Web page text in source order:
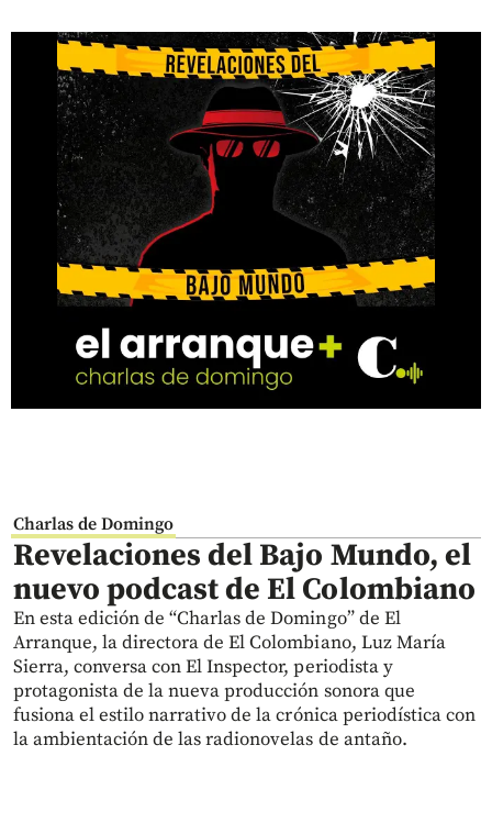
Charlas de Domingo
Revelaciones del Bajo Mundo, el
nuevo podcast de El Colombiano
En esta edición de “Charlas de Domingo” de El
Arranque, la directora de El Colombiano, Luz María
Sierra, conversa con El Inspector, periodista y
protagonista de la nueva producción sonora que
fusiona el estilo narrativo de la crónica periodística con
la ambientación de las radionovelas de antaño.